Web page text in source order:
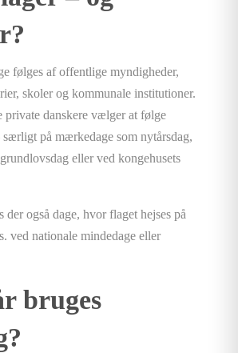
følges af offentlige myndigheder,
skoler og kommunale institutioner.
private danskere vælger at følge
på mærkedage som nytårsdag,
eller ved kongehusets
der også dage, hvor flaget hejses på
ved nationale mindedage eller
bruges